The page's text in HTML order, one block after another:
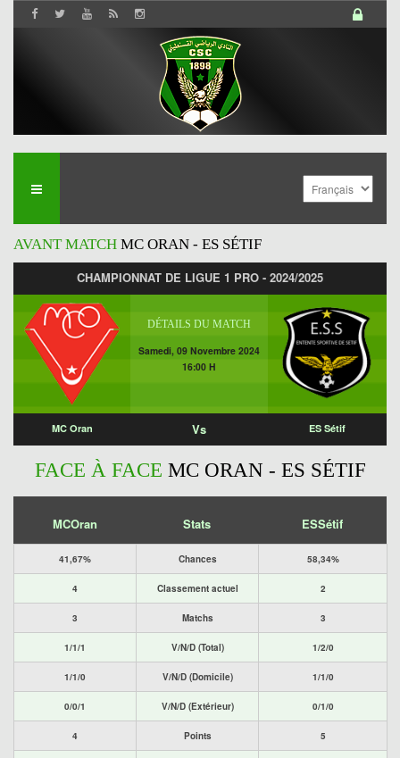
AVANT MATCH MC ORAN - ES SÉTIF
CHAMPIONNAT DE LIGUE 1 PRO - 2024/2025
DÉTAILS DU MATCH
Samedi, 09 Novembre 2024
16:00 H
MC Oran Vs ES Sétif
FACE À FACE MC ORAN - ES SÉTIF
MCOran Stats ESSétif
41,67% Chances 58,34%
4 Classement actuel 2
3 Matchs 3
1/1/1 V/N/D (Total) 1/2/0
1/1/0 V/N/D (Domicile) 1/1/0
0/0/1 V/N/D (Extérieur) 0/1/0
4 Points 5